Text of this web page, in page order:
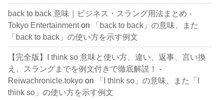
back to back 意味｜ビジネス・スラング用法まとめ -
Tokyo Entertainmenton
「back to back」の意味、また
「back to back」の使い方を示す例文
【完全版】I think so 意味と使い方、違い、返事、言い換
え、スラングまでを例文付きで徹底解説！ -
Reiwachronicle.tokyo on
「I think so」の意味、また「I
think so」の使い方を示す例文